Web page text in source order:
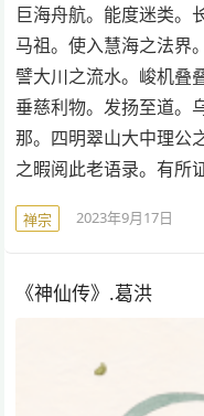
巨海舟航。能度迷类。
马祖。使入慧海之法界
譬大川之流水。峻机叠
垂慈利物。发扬至道
那。四明翠山大中理公
之暇阅此老语录。有所
禅宗 2023年9月17日
《神仙传》.葛洪